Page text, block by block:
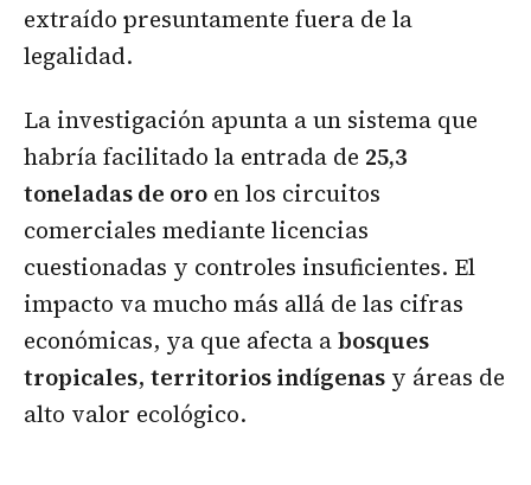
extraído presuntamente fuera de la
legalidad.
La investigación apunta a un sistema que
habría facilitado la entrada de 25,3
toneladas de oro en los circuitos
comerciales mediante licencias
cuestionadas y controles insuficientes. El
impacto va mucho más allá de las cifras
económicas, ya que afecta abosques
tropicales, territorios indígenas y áreas de
alto valor ecológico.